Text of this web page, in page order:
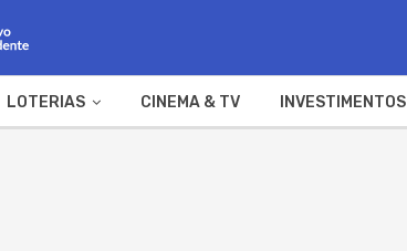
LOTERIAS CINEMA & TV INVESTIMENTOS